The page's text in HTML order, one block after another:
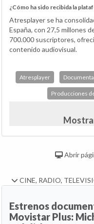
¿Cómo ha sido recibida la
Atresplayer se ha
España, con 27,5 millones
700.000 suscriptores,
contenido audiovisual.
Atresplayer
Producciones
Abrir
CINE, RADIO,
Estrenos
Movistar Plus: